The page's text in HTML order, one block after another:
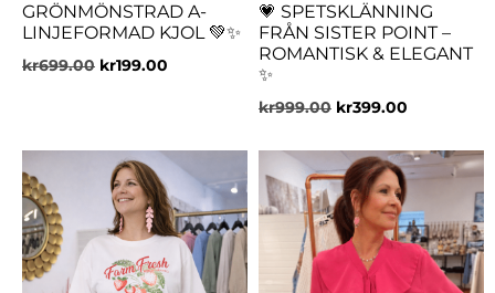
GRÖNMÖNSTRAD A-
LINJEFORMAD KJOL 💚✨
kr699.00 kr199.00
💗 SPETSKLÄNNING
FRÅN SISTER POINT –
ROMANTISK & ELEGANT
✨
kr999.00 kr399.00